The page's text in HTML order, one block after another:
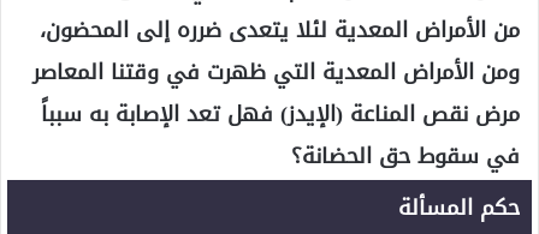
من الأمراض المعدية لئلا يتعدى ضرره إلى المحضون،
ومن الأمراض المعدية التي ظهرت في وقتنا المعاصر
مرض نقص المناعة (الإيدز) فهل تعد الإصابة به سبباً
في سقوط حق الحضانة؟
حكم المسألة